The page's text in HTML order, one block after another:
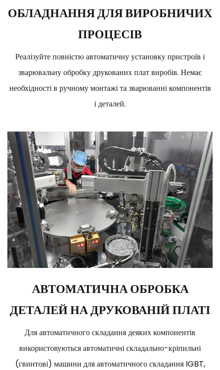
ОБЛАДНАННЯ ДЛЯ ВИРОБНИЧИХ
ПРОЦЕСІВ
Реалізуйте повністю автоматичну установку пристроїв і
зварювальну обробку друкованих плат виробів. Немає
необхідності в ручному монтажі та зварюванні компонентів
і деталей.
АВТОМАТИЧНА ОБРОБКА
ДЕТАЛЕЙ НА ДРУКОВАНІЙ ПЛАТІ
Для автоматичного складання деяких компонентів
використовуються автоматичні складально-кріпильні
(гвинтові) машини для автоматичного складання IGBT,